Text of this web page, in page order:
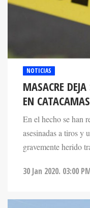
NOTICIAS
MASACRE
EN
En el hecho se han
asesinadas a tiros y
gravemente herido
30 Jan 2020. 03:00